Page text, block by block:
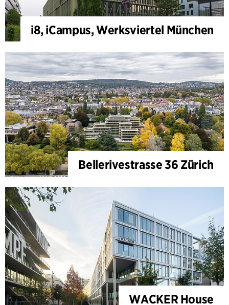
i8, iCampus, Werksviertel München
Bellerivestrasse 36 Zürich
WACKER House